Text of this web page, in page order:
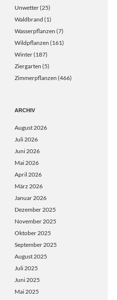
Unwetter(25)
Waldbrand (1)
Wasserpflanzen (7)
Wildpflanzen (161)
Winter(187)
Ziergarten (5)
Zimmerpflanzen (466)
ARCHIV
August 2026
Juli 2026
Juni 2026
Mai 2026
April 2026
März 2026
Januar 2026
Dezember 2025
November 2025
Oktober 2025
September 2025
August 2025
Juli 2025
Juni 2025
Mai 2025